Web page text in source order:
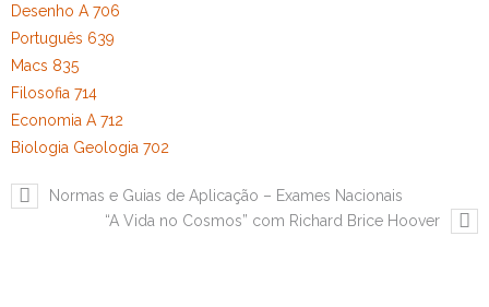
Desenho A 706
Português 639
Macs 835
Filosofia 714
Economia A 712
Biologia Geologia 702
Normas e Guias de Aplicação – Exames Nacionais
“A Vida no Cosmos” com Richard Brice Hoover